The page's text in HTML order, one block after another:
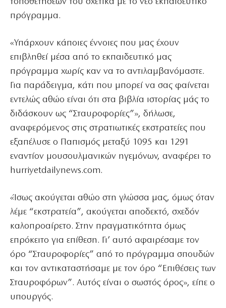
πρόγραμμα.
«Υπάρχουν κάποιες έννοιες που μας έχουν
επιβληθεί μέσα από το εκπαιδευτικό μας
πρόγραμμα χωρίς καν να το αντιλαμβανόμαστε.
Για παράδειγμα, κάτι που μπορεί να σας φαίνεται
εντελώς αθώο είναι ότι στα βιβλία ιστορίας μάς το
διδάσκουν ως “Σταυροφορίες”», δήλωσε,
αναφερόμενος στις στρατιωτικές εκστρατείες που
εξαπέλυσε ο Παπισμός μεταξύ 1095 και 1291
εναντίον μουσουλμανικών ηγεμόνων, αναφέρει το
hurriyetdailynews.com.
«Ίσως ακούγεται αθώο στη γλώσσα μας, όμως όταν
λέμε “εκστρατεία”, ακούγεται αποδεκτό, σχεδόν
καλοπροαίρετο. Στην πραγματικότητα όμως
επρόκειτο για επίθεση. Γι’ αυτό αφαιρέσαμε τον
όρο “Σταυροφορίες” από το πρόγραμμα σπουδών
και τον αντικαταστήσαμε με τον όρο “Επιθέσεις των
Σταυροφόρων”. Αυτός είναι ο σωστός όρος», είπε ο
υπουργός.